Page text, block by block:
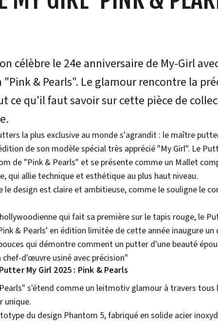
célèbre le 24e anniversaire de My-Girl
& Pearls". Le glamour rencontre la
ce qu'il faut savoir sur cette pièce de
la plus exclusive au monde s'agrandit : le maître
de son modèle spécial très apprécié "My Girl". Le
de "Pink & Pearls" et se présente comme un Mallet
qui allie technique et esthétique au plus haut niveau.
le design est claire et ambitieuse, comme le souligne le
qui fait sa première sur le tapis rouge, le
& Pearls' en édition limitée de cette année inaugure
qui démontre comment un putter d'une beauté
d'œuvre usiné avec précision"
My Girl 2025 : Pink & Pearls
s'étend comme un leitmotiv glamour à travers tous
unique.
du design Phantom 5, fabriqué en solide acier